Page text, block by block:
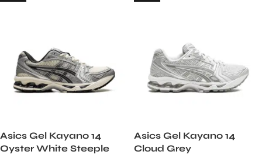
Asics Gel Kayano 14
Oyster White Steeple
Asics Gel Kayano 14
Cloud Grey